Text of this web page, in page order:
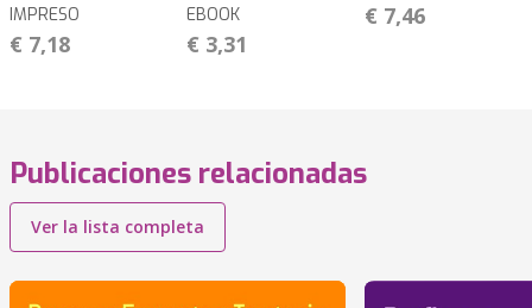
IMPRESO
€ 7,18
EBOOK
€ 3,31
€ 7,46
Publicaciones relacionadas
Ver la lista completa